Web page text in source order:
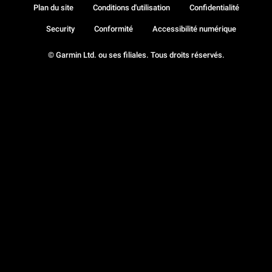
© Garmin Ltd. ou ses filiales. Tous droits réservés.
Plan du site Conditions d'utilisation Confidentialité
Security Conformité Accessibilité numérique